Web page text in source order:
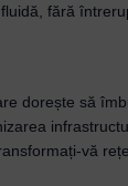
fără
dorește să
vă